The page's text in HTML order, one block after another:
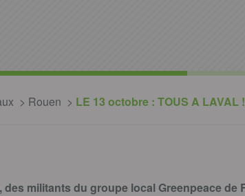
Rouen LE 13 octobre : TOUS A LAVAL !
des militants du groupe local Greenpeace